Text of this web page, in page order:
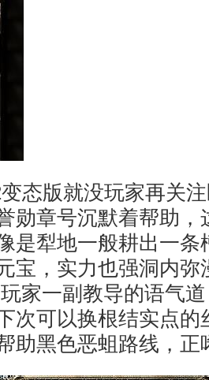
态版就没玩家再关
勋章号沉默着帮助，
是犁地一般耕出一条
，实力也强洞内弥
家一副教导的语气
次可以换根结实点的
助黑色恶蛆路线，正